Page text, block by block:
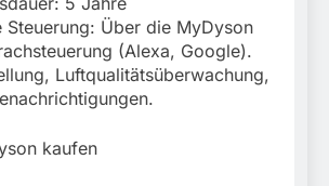
Steuerung: Über die MyDyson
(Alexa, Google).
Luftqualitätsüberwachung,
kaufen